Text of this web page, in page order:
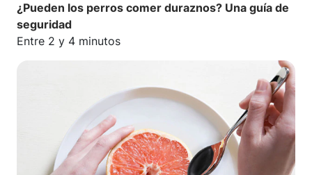
¿Pueden los perros comer duraznos? Una guía de
seguridad
Tiempo estimado de lectura:
Entre 2 y 4 minutos